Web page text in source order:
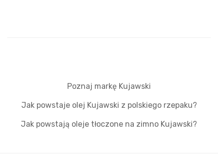
Poznaj markę Kujawski
Jak powstaje olej Kujawski z polskiego rzepaku?
Jak powstają oleje tłoczone na zimno Kujawski?